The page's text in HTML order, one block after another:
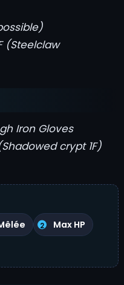
(Steelclaw
Iron Gloves
crypt 1F)
Max HP